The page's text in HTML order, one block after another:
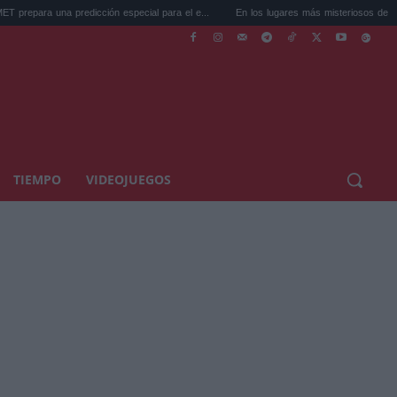
predicción especial para el e... En los lugares más misteriosos del planeta:
TIEMPO VIDEOJUEGOS